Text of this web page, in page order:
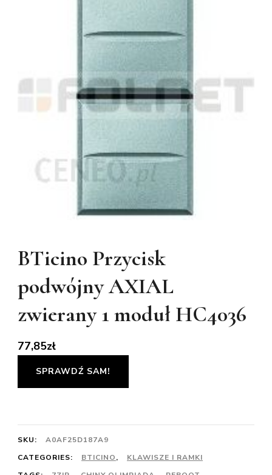
BTicino Przycisk
podwójny AXIAL
zwierany 1 moduł HC4036
77,85zł
SPRAWDŹ SAM!
SKU:
A0AF25D187A9
CATEGORIES:
BTICINO,
KLAWISZE I RAMKI